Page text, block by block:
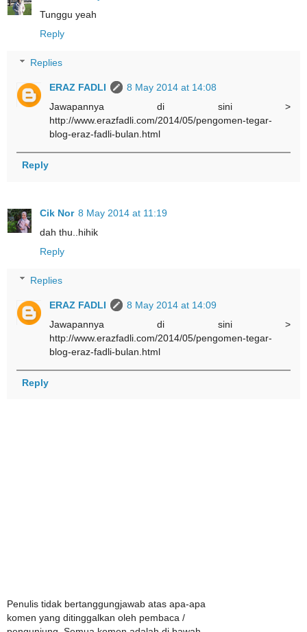
Tunggu yeah
Reply
Replies
ERAZ FADLI
8 May 2014 at 14:08
Jawapannya di sini >
http://www.erazfadli.com/2014/05/pengomen-tegar-
blog-eraz-fadli-bulan.html
Reply
Cik Nor 8 May 2014 at 11:19
dah thu..hihik
Reply
Replies
ERAZ FADLI
8 May 2014 at 14:09
Jawapannya di sini >
http://www.erazfadli.com/2014/05/pengomen-tegar-
blog-eraz-fadli-bulan.html
Reply
Penulis tidak bertanggungjawab atas apa-apa
komen yang ditinggalkan oleh pembaca /